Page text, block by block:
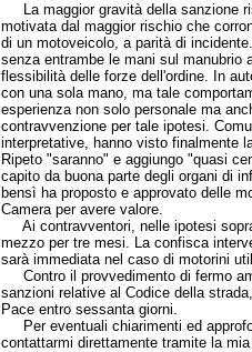
La maggior gravità della sanzione
motivata dal maggior rischio che
di un motoveicolo, a parità di
senza entrambe le mani sul manubrio
flessibilità delle forze dell'ordine. In
con una sola mano, ma tale
esperienza non solo personale ma
contravvenzione per tale ipotesi.
interpretative, hanno visto finalmente
Ripeto "saranno" e aggiungo "quasi
capito da buona parte degli organi di
bensì ha proposto e approvato delle
Camera per avere valore.
Ai contravventori, nelle ipotesi
mezzo per tre mesi. La confisca
sarà immediata nel caso di motorini
Contro il provvedimento di fermo
sanzioni relative al Codice della
Pace entro sessanta giorni.
Per eventuali chiarimenti ed
contattarmi direttamente tramite la